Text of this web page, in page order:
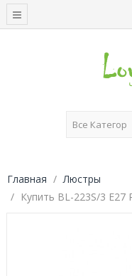
Главная
Люстры
Купить BL-223S/3 E27